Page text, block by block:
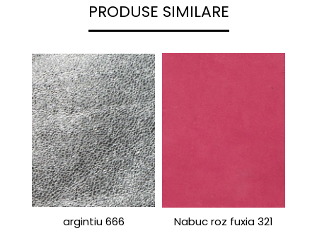
PRODUSE SIMILARE
argintiu 666 Nabuc roz fuxia 321